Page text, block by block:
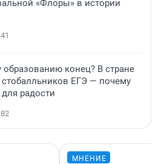
«Флоры» в истории
41
образованию конец? В стране
стобалльников ЕГЭ — почему
радости
82
МНЕНИЕ